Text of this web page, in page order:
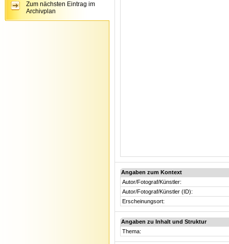
Angaben zum Kontext
Autor/Fotograf/Künstler:
Autor/Fotograf/Künstler (ID):
Erscheinungsort:
Angaben zu Inhalt und Struktur
Thema:
Zum nächsten Eintrag im
Archivplan